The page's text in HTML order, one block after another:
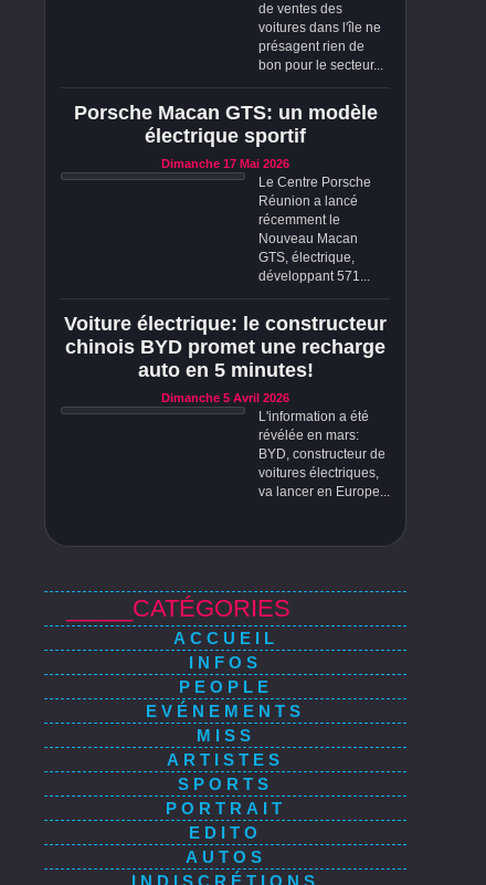
de ventes des
voitures dans l'île ne
présagent rien de
bon pour le secteur...
Porsche Macan GTS: un modèle
électrique sportif
Dimanche 17 Mai 2026
Le Centre Porsche
Réunion a lancé
récemment le
Nouveau Macan
GTS, électrique,
développant 571...
Voiture électrique: le constructeur
chinois BYD promet une recharge
auto en 5 minutes!
Dimanche 5 Avril 2026
L'information a été
révélée en mars:
BYD, constructeur de
voitures électriques,
va lancer en Europe...
_____CATÉGORIES
ACCUEIL
INFOS
PEOPLE
EVÉNEMENTS
MISS
ARTISTES
SPORTS
PORTRAIT
EDITO
AUTOS
INDISCRÉTIONS